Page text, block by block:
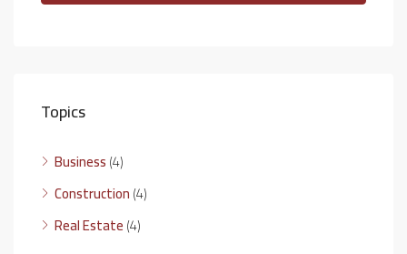
Topics
Business(4)
Construction(4)
Real Estate(4)